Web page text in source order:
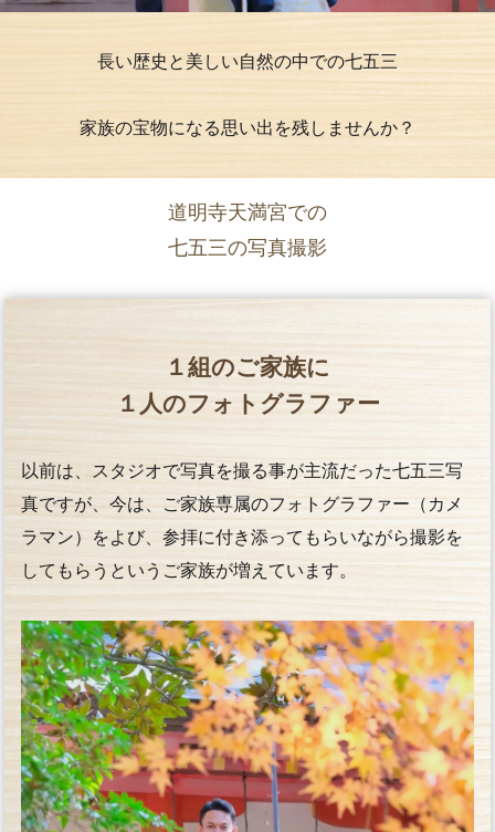
長い歴史と美しい自然の中での七五三
家族の宝物になる思い出を残しませんか？
道明寺天満宮での
七五三の写真撮影
１組のご家族に
１人のフォトグラファー
以前は、スタジオで写真を撮る事が主流だった七五三写
真ですが、今は、ご家族専属のフォトグラファー（カメ
ラマン）をよび、参拝に付き添ってもらいながら撮影を
してもらうというご家族が増えています。